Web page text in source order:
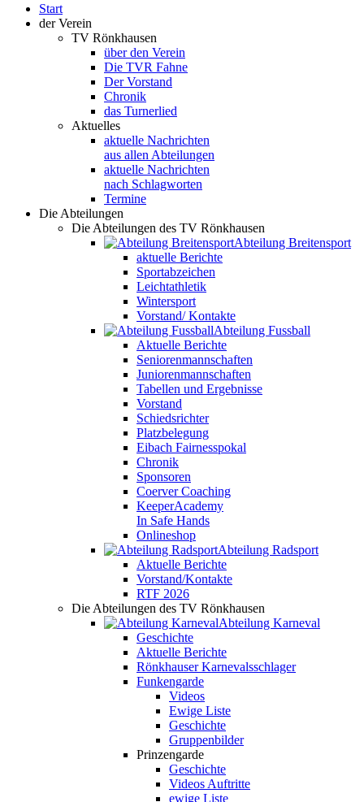
Start
der Verein
TV Rönkhausen
über den Verein
Die TVR Fahne
Der Vorstand
Chronik
das Turnerlied
Aktuelles
aktuelle Nachrichten
aus allen Abteilungen
aktuelle Nachrichten
nach Schlagworten
Termine
Die Abteilungen
Die Abteilungen des TV Rönkhausen
Abteilung Breitensport
aktuelle Berichte
Sportabzeichen
Leichtathletik
Wintersport
Vorstand/ Kontakte
Abteilung Fussball
Aktuelle Berichte
Seniorenmannschaften
Juniorenmannschaften
Tabellen und Ergebnisse
Vorstand
Schiedsrichter
Platzbelegung
Eibach Fairnesspokal
Chronik
Sponsoren
Coerver Coaching
KeeperAcademy
In Safe Hands
Onlineshop
Abteilung Radsport
Aktuelle Berichte
Vorstand/Kontakte
RTF 2026
Die Abteilungen des TV Rönkhausen
Abteilung Karneval
Geschichte
Aktuelle Berichte
Rönkhauser Karnevalsschlager
Funkengarde
Videos
Ewige Liste
Geschichte
Gruppenbilder
Prinzengarde
Geschichte
Videos Auftritte
ewige Liste